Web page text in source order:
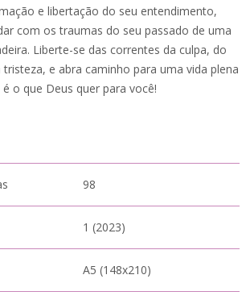
e libertação do seu entendimento,
com os traumas do seu passado de uma
Liberte-se das correntes da culpa, do
e abra caminho para uma vida plena
o que Deus quer para você!
98
1 (2023)
A5 (148x210)